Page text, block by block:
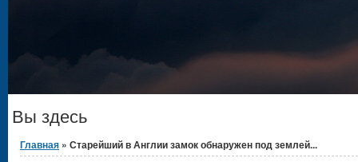
Вы здесь
Главная » Старейший в Англии замок обнаружен под землей...